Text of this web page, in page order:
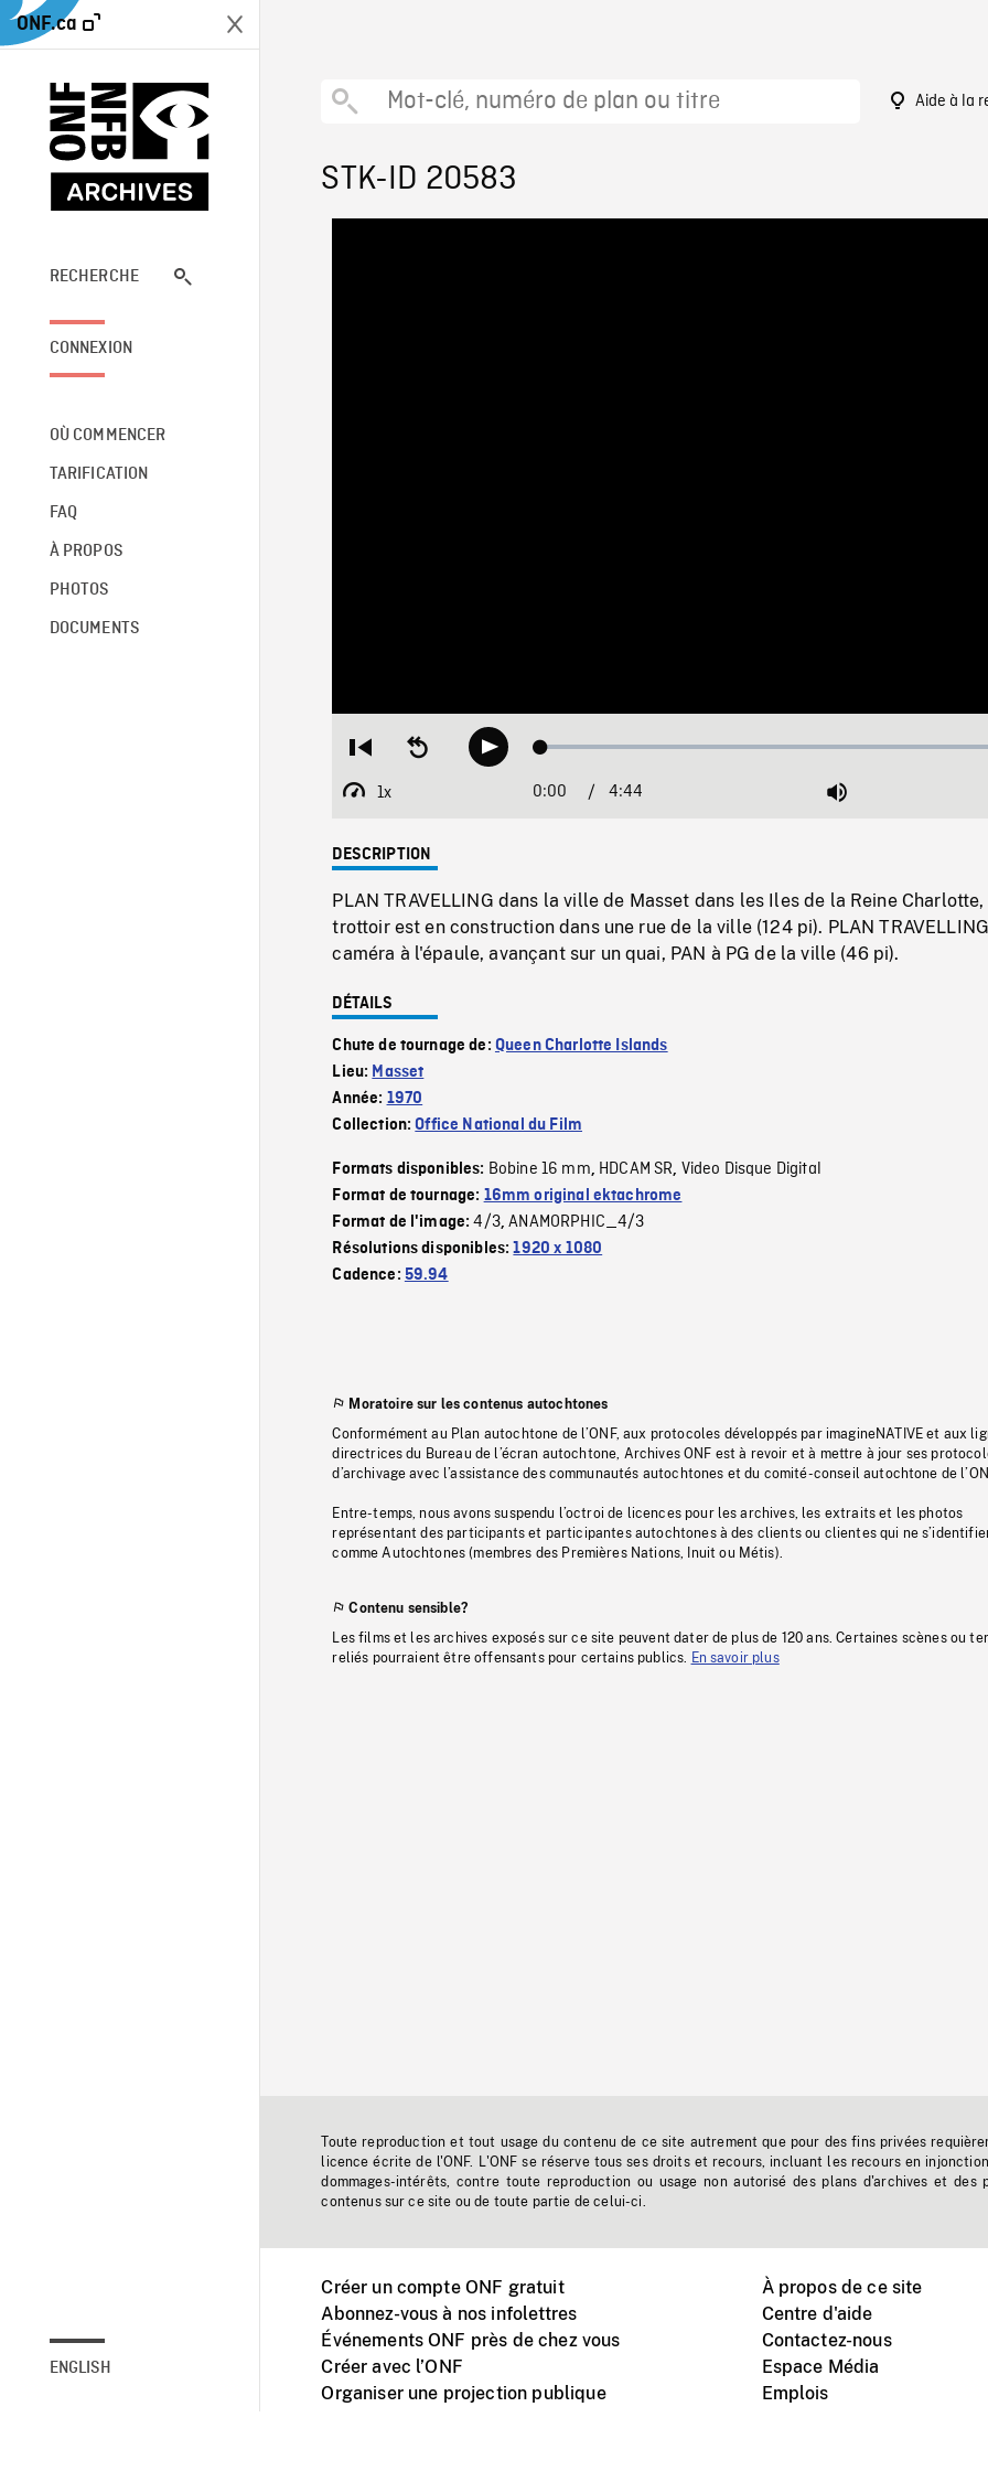
ONF.ca
RECHERCHE
CONNEXION
OÙ COMMENCER
TARIFICATION
FAQ
À PROPOS
PHOTOS
DOCUMENTS
ENGLISH
Aide à la
STK-ID 20583
Restart
beginning
Seek
backwardPlay Loaded:
1x
Playback
Current
0:00 / Duration
4:44 Mute
DESCRIPTION
PLAN TRAVELLING dans la ville de Masset dans les Iles de la Reine Charlotte,
trottoir est en construction dans une rue de la ville (124 pi). PLAN
caméra à l'épaule, avançant sur un quai, PAN à PG de la ville (46 pi).
DÉTAILS
Chute de tournage de: Queen Charlotte Islands
Lieu: Masset
Année: 1970
Collection:Office National du Film
Formats disponibles: Bobine 16 mm, HDCAM SR, Video Disque Digital
Format de tournage: 16mm original ektachrome
Format de l'image:4/3,ANAMORPHIC_4/3
Résolutions disponibles:1920 x 1080
Cadence: 59.94
Moratoire sur les contenus autochtones
Conformément au Plan autochtone de l’ONF, aux protocoles développés par imagineNATIVE et aux
directrices du Bureau de l’écran autochtone, Archives ONF est à revoir et à mettre à jour ses
d’archivage avec l’assistance des communautés autochtones et du comité-conseil autochtone de
Entre-temps, nous avons suspendu l’octroi de licences pour les archives, les extraits et les photos
représentant des participants et participantes autochtones à des clients ou clientes qui ne
comme Autochtones (membres des Premières Nations, Inuit ou Métis).
Contenu sensible?
Les films et les archives exposés sur ce site peuvent dater de plus de 120 ans. Certaines scènes ou
reliés pourraient être offensants pour certains publics.
En savoir plus
Toute reproduction et tout usage du contenu de ce site autrement que pour des fins privées
licence écrite de l'ONF. L'ONF se réserve tous ses droits et recours, incluant les recours en
dommages-intérêts, contre toute reproduction ou usage non autorisé des plans d'archives et des
contenus sur ce site ou de toute partie de celui-ci.
Créer un compte ONF gratuit
Abonnez-vous à nos infolettres
Événements ONF près de chez vous
Créer avec l’ONF
Organiser une projection publique
À propos de ce site
Centre d'aide
Contactez-nous
Espace Média
Emplois